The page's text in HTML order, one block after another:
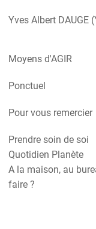
Yves Albert DAUGE
Moyens d'AGIR
Ponctuel
Pour vous remercier
Prendre soin de soi
Quotidien Planète
A la maison, au
faire ?